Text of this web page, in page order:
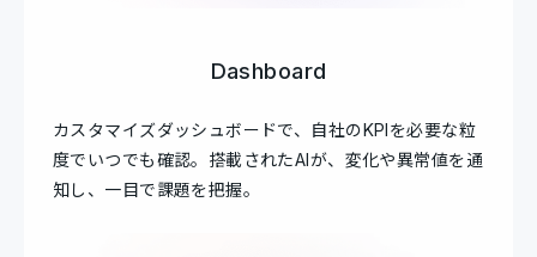
Dashboard
カスタマイズダッシュボードで、自社のKPIを必要な粒
度でいつでも確認。搭載されたAIが、変化や異常値を通
知し、一目で課題を把握。